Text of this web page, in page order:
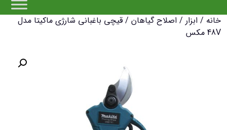
خانه / ابزار / اصلاح گیاهان / قیچی باغبانی شارژی ماکیتا مدل
48V مکس